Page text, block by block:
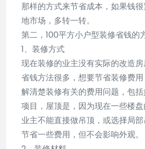
那样的方式来节省成本，如果钱
地市场，多转一转。
第二，100平方小户型装修省钱的
1、装修方式
现在装修的业主没有实际的改造
省钱方法很多，想要节省装修费
解清楚装修有关的费用问题，包
项目，屋顶是，因为现在一些楼盘
业主不能直接做吊顶，或选择局
节省一些费用，但不会影响外观。